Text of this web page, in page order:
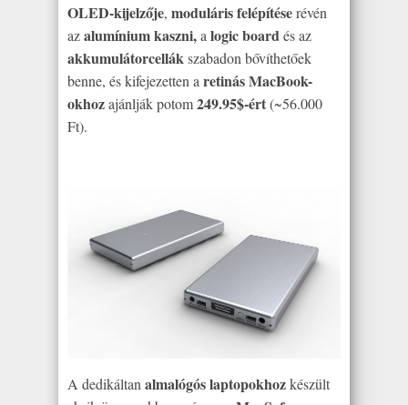
OLED-kijelzője, moduláris felépítéserévén
azalumínium kaszni,a logic boardés az
akkumulátorcellákszabadon bővíthetőek
benne, és kifejezetten a retinás MacBook-
okhozajánlják potom249.95$-ért(~56.000
Ft).
A dedikáltan almalógós laptopokhozkészült